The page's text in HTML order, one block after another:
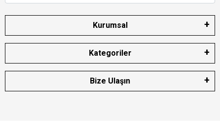
Kurumsal
Kategoriler
Bize Ulaşın